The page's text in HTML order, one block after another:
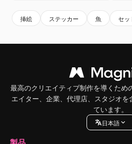
挿絵 ステッカー 魚 セッ
最高のクリエイティブ制作を導くため
エイター、企業、代理店、スタジオ
ています。
日本語